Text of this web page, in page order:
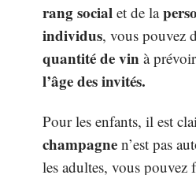
rang social et de la
individus, vous pouvez
quantité de vin à
l’âge des invités.
Pour les enfants, il est
champagne n’est pas
les adultes, vous pouvez